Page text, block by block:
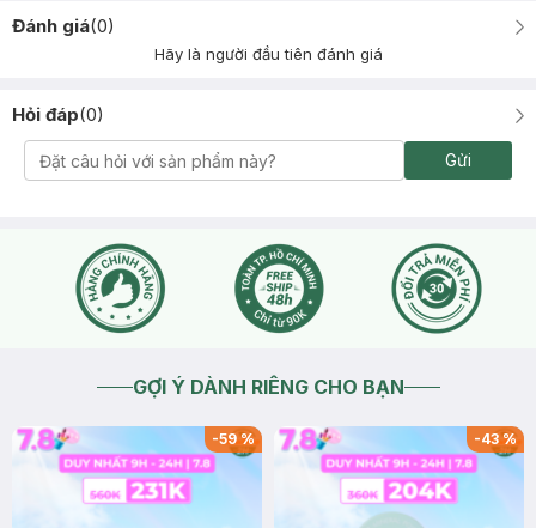
Đánh giá(0)
Hãy là người đầu tiên đánh giá
Hỏi đáp(0)
Gửi
GỢI Ý DÀNH RIÊNG CHO BẠN
-59% -43%